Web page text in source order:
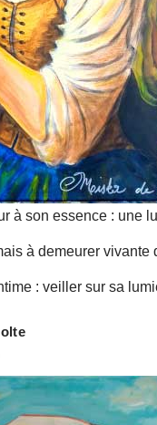
à son essence : une
à demeurer vivante
: veiller sur sa